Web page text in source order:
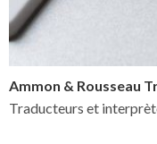
Ammon & Rousseau
Traducteurs et